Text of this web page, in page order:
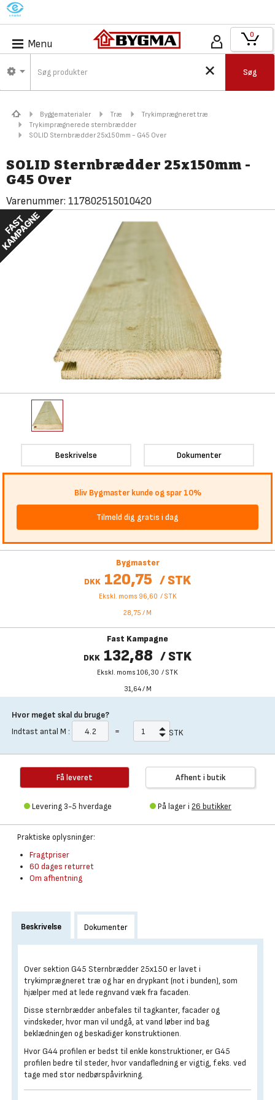
M
Menu
Søg
0
Byggematerialer Træ
Trykimprægneret træ
Trykimprægnerede sternbrædder
SOLID Sternbrædder 25x150mm - G45 Over
SOLID Sternbrædder 25x150mm -
G45 Over
Varenummer: 117802515010420
Beskrivelse Dokumenter
Bliv Bygmaster kunde og spar 10%
Tilmeld dig gratis i dag
Bygmaster
DKK 120,75 /STK
Ekskl. moms 96,60 / STK
28,75 / M
Fast Kampagne
DKK 132,88 /STK
Ekskl. moms 106,30 / STK
31,64/ M
Hvor meget skal du bruge?
Indtast antal M : = STK
Få leveret
Levering 3-5 hverdage
Afhent i butik
På lager i 26 butikker
Praktiske oplysninger:
Fragtpriser
60 dages returret
Om afhentning
Beskrivelse Dokumenter
Over sektion G45 Sternbrædder 25x150 er lavet i
trykimprægneret træ og har en drypkant (not i bunden), som
hjælper med at lede regnvand væk fra facaden.
Disse sternbrædder anbefales til tagkanter, facader og
vindskeder, hvor man vil undgå, at vand løber ind bag
beklædningen og beskadiger konstruktionen.
Hvor G44 profilen er bedst til enkle konstruktioner, er G45
profilen bedre til steder, hvor vandafledning er vigtig, f.eks. ved
tage med stor nedbørspåvirkning.